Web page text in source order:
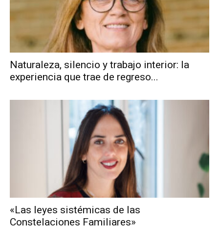
Naturaleza, silencio y trabajo interior: la
experiencia que trae de regreso...
«Las leyes sistémicas de las
Constelaciones Familiares»